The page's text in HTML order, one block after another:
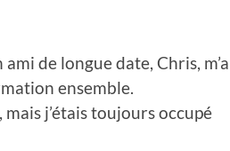
de longue date, Chris, m’a
ensemble.
j’étais toujours occupé